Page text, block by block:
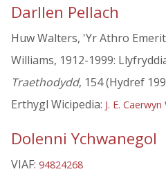
Darllen Pellach
Huw Walters, 'Yr Athro
Williams, 1912-1999:
Traethodydd, 154 (Hydref
Erthygl Wicipedia: J. E.
Dolenni Ychwanegol
VIAF: 94824268